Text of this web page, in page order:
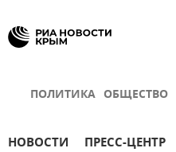
ПОЛИТИКА ОБЩЕСТВО
НОВОСТИ ПРЕСС-ЦЕНТР